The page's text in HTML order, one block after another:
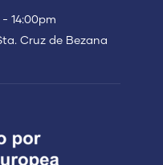
14:00pm
Cruz de Bezana